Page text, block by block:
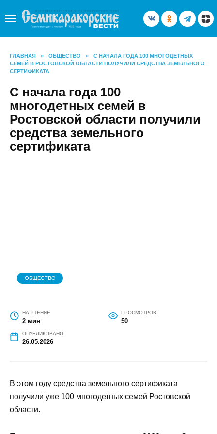
содержанию
ГЛАВНАЯ » ОБЩЕСТВО »
С НАЧАЛА ГОДА 100 МНОГОДЕТНЫХ
СЕМЕЙ В РОСТОВСКОЙ ОБЛАСТИ ПОЛУЧИЛИ СРЕДСТВА ЗЕМЕЛЬНОГО
СЕРТИФИКАТА
С начала года 100
многодетных семей в
Ростовской области получили
средства земельного
сертификата
ОБЩЕСТВО
НА ЧТЕНИЕ
2 мин
ПРОСМОТРОВ
50
ОПУБЛИКОВАНО
26.05.2026
В этом году средства земельного сертификата
получили уже 100 многодетных семей Ростовской
области.